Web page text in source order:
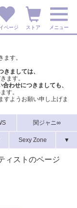
ページ ストア メニュー
す。
ましては、
ます。
合わせにつきましても、
す。
すようお願い申し上げま
関ジャニ∞
Sexy Zone ▼
ィストのページ